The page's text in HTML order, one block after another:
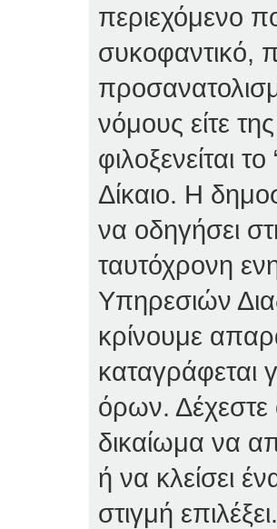
περιεχόμενο
συκοφαντικό,
νόμους είτε
φιλοξενείται
Δίκαιο. Η
να οδηγήσει
ταυτόχρονη
Υπηρεσιών
κρίνουμε
καταγράφεται
όρων. Δέχεστε
δικαίωμα να
ή να κλείσει
στιγμή